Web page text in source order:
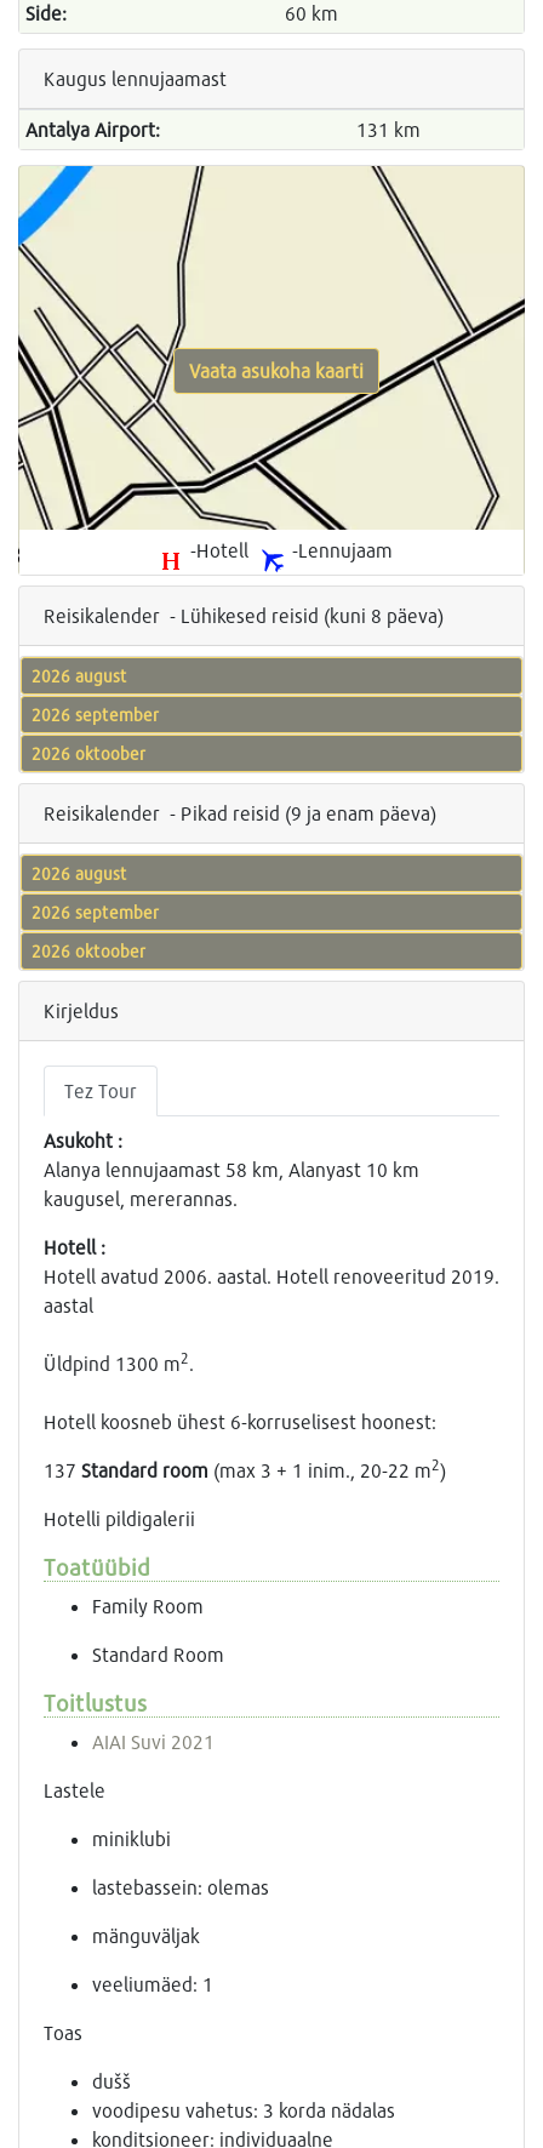
Side:
60 km
Kaugus lennujaamast
Antalya Airport: 131 km
-Hotell -Lennujaam
Vaata asukoha kaarti
Reisikalender - Lühikesed reisid (kuni 8 päeva)
2026 august
2026 september
2026 oktoober
Reisikalender - Pikad reisid (9 ja enam päeva)
2026 august
2026 september
2026 oktoober
Kirjeldus
Tez Tour
Asukoht :
Alanya lennujaamast 58 km, Alanyast 10 km
kaugusel, mererannas.
Hotell :
Hotell avatud 2006. aastal. Hotell renoveeritud 2019.
aastal
Üldpind 1300 m2.
Hotell koosneb ühest 6-korruselisest hoonest:
137 Standard room (max 3 + 1 inim., 20-22 m2)
Hotelli pildigalerii
Toatüübid
Family Room
Standard Room
Toitlustus
AIAI Suvi 2021
Lastele
miniklubi
lastebassein: olemas
mänguväljak
veeliumäed: 1
Toas
dušš
voodipesu vahetus: 3 korda nädalas
konditsioneer: individuaalne